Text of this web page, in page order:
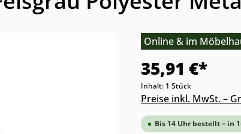
Online & im
35,91 €*
Inhalt: 1 Stück
Preise inkl. MwSt. –
Bis 14 Uhr bestellt – in